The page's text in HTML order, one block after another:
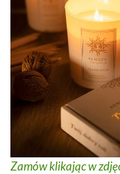
Zamów klikając w